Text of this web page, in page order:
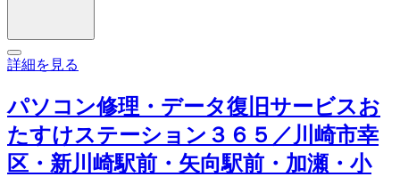
詳細を見る
パソコン修理・データ復旧サービスお
たすけステーション３６５／川崎市幸
区・新川崎駅前・矢向駅前・加瀬・小